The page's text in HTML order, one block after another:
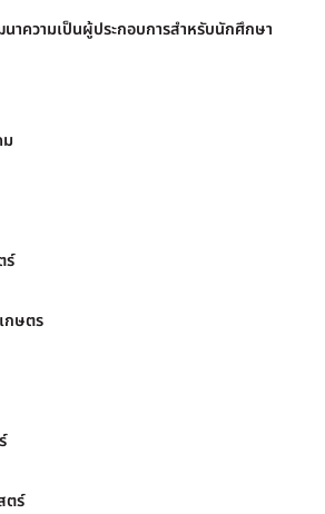
าความเป็นผู้ประกอบการสำหรับนักศึกษา
ร์
กษตร
ตร์